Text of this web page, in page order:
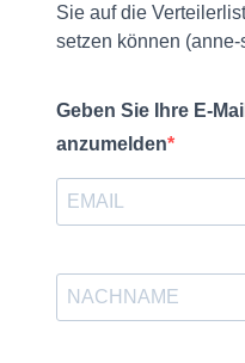
Sie auf die
setzen können
Geben Sie Ihre E-
anzumelden